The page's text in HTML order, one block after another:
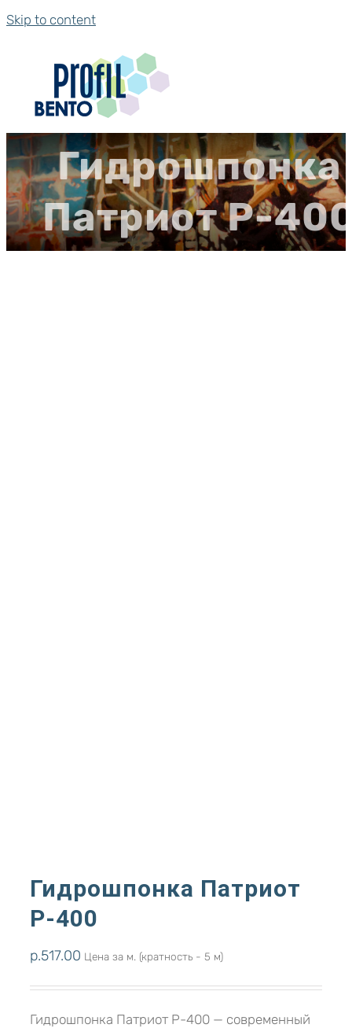
Skip to content
Гидрошпонка
Патриот Р-
Гидрошпонка Патриот
Р-400
р.517.00 Цена за м. (кратность - 5 м)
Гидрошпонка Патриот Р-400 — современный